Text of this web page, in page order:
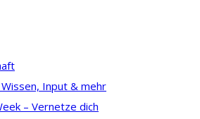
Input & mehr
– Vernetze dich